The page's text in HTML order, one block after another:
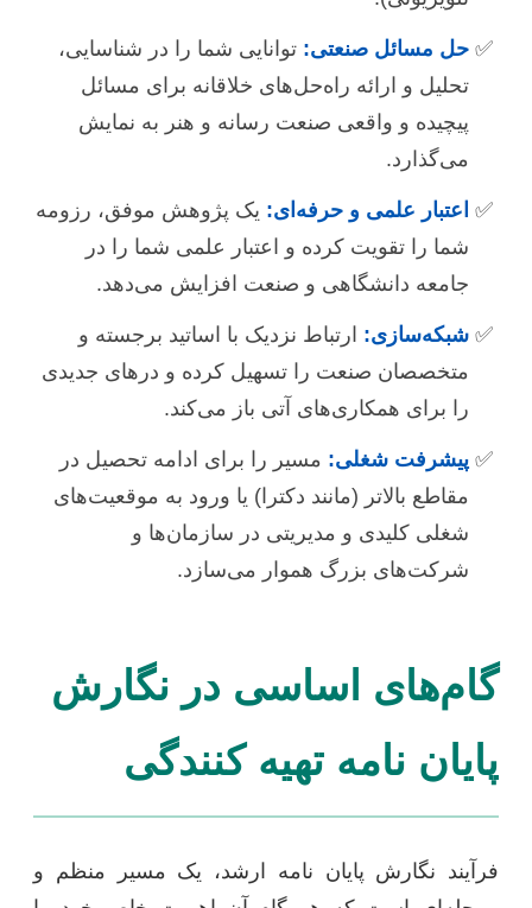
حل مسائل صنعتی: توانایی شما را در شناسایی،
تحلیل و ارائه راه‌حل‌های خلاقانه برای مسائل
پیچیده و واقعی صنعت رسانه و هنر به نمایش
می‌گذارد.
اعتبار علمی و حرفه‌ای: یک پژوهش موفق، رزومه
شما را تقویت کرده و اعتبار علمی شما را در
جامعه دانشگاهی و صنعت افزایش می‌دهد.
شبکه‌سازی: ارتباط نزدیک با اساتید برجسته و
متخصصان صنعت را تسهیل کرده و درهای جدیدی
را برای همکاری‌های آتی باز می‌کند.
پیشرفت شغلی: مسیر را برای ادامه تحصیل در
مقاطع بالاتر (مانند دکترا) یا ورود به موقعیت‌های
شغلی کلیدی و مدیریتی در سازمان‌ها و
شرکت‌های بزرگ هموار می‌سازد.
گام‌های اساسی در نگارش
پایان نامه تهیه کنندگی
فرآیند نگارش پایان نامه ارشد، یک مسیر منظم و